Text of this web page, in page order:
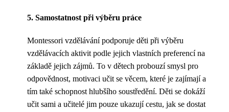
5. Samostatnost při výběru práce
Montessori vzdělávání podporuje děti při výběru
vzdělávacích aktivit podle jejich vlastních preferencí na
základě jejich zájmů. To v dětech probouzí smysl pro
odpovědnost, motivaci učit se věcem, které je zajímají a
tím také schopnost hlubšího soustředění. Děti se dokáží
učit sami a učitelé jim pouze ukazují cestu, jak se dostat